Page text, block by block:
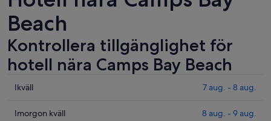
Beach
Kontrollera tillgänglighet för
hotell nära Camps Bay Beach
Se
nära
Ikväll 7 aug. - 8 aug.
Se
Imorgon kväll 8 aug. - 9 aug.